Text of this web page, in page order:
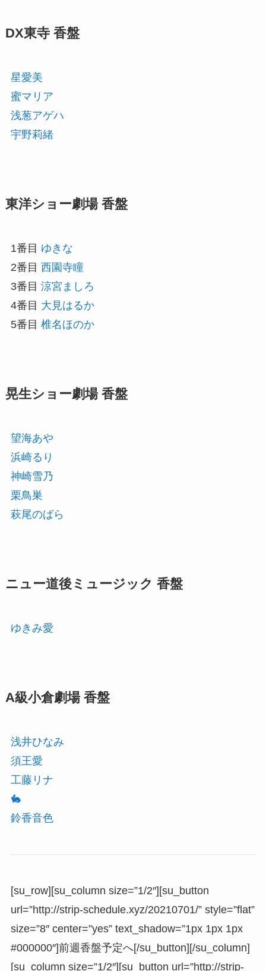
DX東寺 香盤
星愛美
蜜マリア
浅葱アゲハ
宇野莉緒
東洋ショー劇場 香盤
1番目 ゆきな
2番目 西園寺瞳
3番目 涼宮ましろ
4番目 大見はるか
5番目 椎名ほのか
晃生ショー劇場 香盤
望海あや
浜崎るり
神崎雪乃
栗鳥巣
萩尾のばら
ニュー道後ミュージック 香盤
ゆきみ愛
A級小倉劇場 香盤
浅井ひなみ
須王愛
工藤リナ
🐇
鈴香音色
[su_row][su_column size=”1/2″][su_button
url=”http://strip-schedule.xyz/20210701/” style=”flat”
size=”8″ center=”yes” text_shadow=”1px 1px 1px
#000000″]前週香盤予定へ[/su_button][/su_column]
[su_column size=”1/2″][su_button url=”http://strip-